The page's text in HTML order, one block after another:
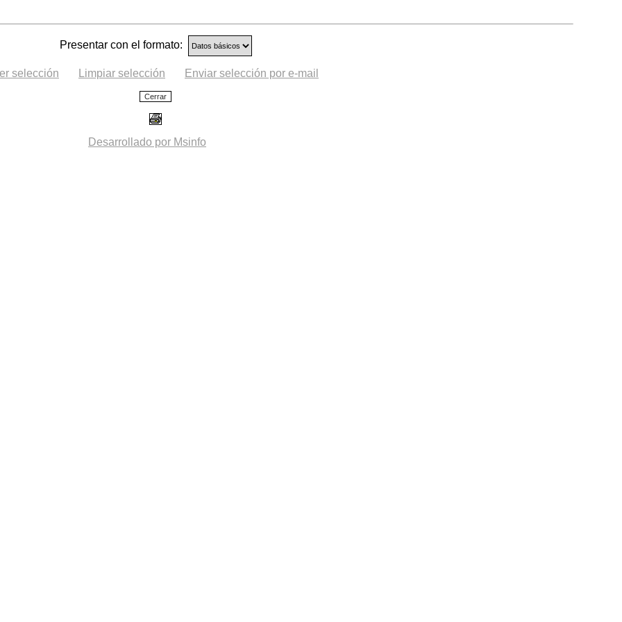
Presentar con el formato:
selección Limpiar selección Enviar selección por e-mail
Desarrollado por Msinfo